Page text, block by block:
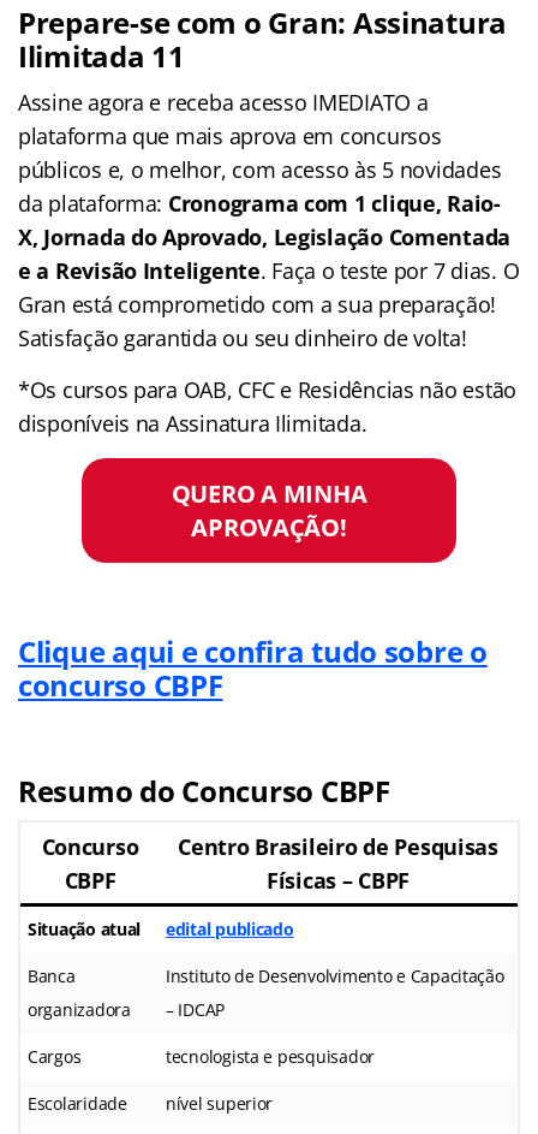
Prepare-se com o Gran: Assinatura
Ilimitada 11
Assine agora e receba acesso IMEDIATO a
plataforma que mais aprova em concursos
públicos e, o melhor, com acesso às 5 novidades
da plataforma: Cronograma com 1 clique, Raio-
X, Jornada do Aprovado, Legislação Comentada
e a Revisão Inteligente. Faça o teste por 7 dias. O
Gran está comprometido com a sua preparação!
Satisfação garantida ou seu dinheiro de volta!
*Os cursos para OAB, CFC e Residências não estão
disponíveis na Assinatura Ilimitada.
QUERO A MINHA
APROVAÇÃO!
Clique aqui e confira tudo sobre o
concurso CBPF
Resumo do Concurso CBPF
Concurso
CBPF
Centro Brasileiro de Pesquisas
Físicas – CBPF
Situação atual edital publicado
Banca
organizadora
Instituto de Desenvolvimento e Capacitação
– IDCAP
Cargos tecnologista e pesquisador
Escolaridade nível superior